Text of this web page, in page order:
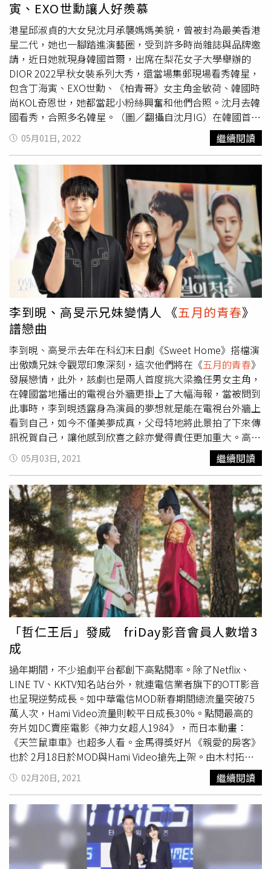
的世界，兩者是否會有一樣的結果？」或者「沒有被觀察到
的行為，會不會影響到事件的結果？」《無聲蛙鳴》以20年
前和20年後，看似完全無關的兩場兇殺案開啟，雙線敘事，
不特別區隔年代，加上中間不時使用的倒敘、虛實交錯與魔
幻寫實手法，的確在前期會讓人產生困惑，隨著劇情逐步推
進，觀眾便會逐步理解，重點並不在於找出兇手或他們的犯
案手法，而是被迫出現在「犯罪情境」裡，既不是加害者，
也不是被害者的人們，而這些人，就是片名中所謂的「青
蛙」。森林裡的樹倒下了，沒有人聽見，旁邊的青蛙無論是
被樹壓倒，或是被彈飛的石塊擊中，同樣在無人的森林裡，
那麼就算他們發出再響亮的叫聲，是不是同樣也等於無聲？
這些周邊人物的人生同樣被兇殺案徹底改變，或許也與受害
者相同，從此走上了悲慘的道路。罕見選擇以周邊人物的視
角出發，《無聲蛙鳴》中拉出20年的分隔線，以「汽車旅館
連續殺人命案」和「深山木屋民宿殺人事件」作為互文及對
照，20年前與20年後，遭到殺人案波及的兩個家庭，一邊
選擇揭露真相，一邊是為了維持平靜生活而選擇隱瞞事實，
同樣是無辜的青蛙，兩者分別會造成什麼後果，而命運又會
如何將他們牽在一起？以強烈的美術、攝影和場景設計塑造
出美麗詭譎的場景，加上包括金倫奭、高旻示、尹啟相、李
姃垠等實力派華麗演員群的加持，《無聲蛙鳴》上線之後在
全球都取得不錯觀看成績，也引發兩極的討論評價，imdb
有7.0分，但爛番茄的新鮮程度只有43%。不過無論好壞，
有討論度的劇就有流量，無論喜歡與否，《無聲蛙鳴》都成
功創造了再一部話題韓劇，以及高旻示的人生角色再一部預
定。《無聲蛙鳴》Netflix播映中。自介：資深媒體工作者，
曾任國際中文版封面及電影線採訪編輯。成長於港片最輝煌
的80年代，相信在黑黑的電影院裡痛哭一場的神奇療癒力，
沒有一場好電影不能解決的事，如果有，那就看兩場。
寅、EXO世勳讓人好羨慕
港星邱淑貞的大女兒沈月承襲媽媽美貌，曾被封為最美香港
星二代，她也一腳踏進演藝圈，受到許多時尚雜誌與品牌邀
請，近日她就現身韓國首爾，出席在梨花女子大學舉辦的
DIOR 2022早秋女裝系列大秀，還當場集郵現場看秀韓星，
包含丁海寅、EXO世勳、《柏青哥》女主角金敏荷、韓國時
尚KOL奇恩世，她都當起小粉絲興奮和他們合照。沈月去韓
國看秀，合照多名韓星。（圖／翻攝自沈月IG）在韓國首爾
梨花女子大學舉辦的DIOR 2022早秋女裝系列大秀，請來多
位韓星看秀站台，包含滑冰選手金妍兒、BLACKPINK成員
Jisoo、Red Velvet成員Yeri、EXO成員世勳、秀智Suzy、安
孝燮、南柱赫、丁海寅、趙怡賢及《
旻示、《柏青哥》女主角金敏荷、韓國時尚KOL奇恩世等。
而港星邱淑貞的女兒沈月也受邀，特地從香港飛往韓國現
身。《柏青哥》女主角金敏荷（左）、EXO世勳（右）。
（圖／翻攝自沈月IG）她在社群網站上寫下，「I had such
a great time，the dior fall 2022 fashion show was
magnificent」，並曬出和在場韓星的合照，包含丁海寅、
EXO世勳、《柏青哥》女主角金敏荷、韓國時尚KOL奇恩
世、韓國街拍女王Irene Kim等，也讓不少粉絲超羨慕，更
忌妒她疫情期間還能飛韓國和歐巴近距離合照。
05月01日, 2022 繼續閱讀
李到晛、高旻示兄妹變情人 《五月的青春》
譜戀曲
李到晛、高旻示去年在科幻末日劇《Sweet Home》搭檔演
出傲嬌兄妹令觀眾印象深刻，這次他們將在《五月的青春》
發展戀情，此外，該劇也是兩人首度挑大梁擔任男女主角，
在韓國當地播出的電視台外牆更掛上了大幅海報，當被問到
此事時，李到晛透露身為演員的夢想就是能在電視台外牆上
看到自己，如今不僅美夢成真，父母特地將此景拍了下來傳
訊祝賀自己，讓他感到欣喜之餘亦覺得責任更加重大。高旻
示則回憶起自己當初離開故鄉北上到首爾學演戲，就住在電
視台所在的汝矣島附近，每天搭公車經過時都會望著電視台
期許自己將來能有所成就，現在終於看到大樓外牆外掛著自
己的海報，直呼「感覺很不真實」。《五月的青春》是一齣
以1980年5月韓國光州民主化運動為背景的復古浪漫劇，劇
情以大時代底下熱血逐夢和受迫於現實的年輕人為主軸，講
述發生在他們日常生活中的有趣、動人故事和唯美愛情。李
到晛在劇中飾演從光州長大、首爾大學醫學院第一名的優等
生「黃熙太」，一直在和旁人的偏見對抗的他，偶然回到故
鄉光州時遇到了意外事件。高旻示則飾演獨自離開家鄉來到
光州討生活的護士「金明晞」，即使生活辛苦依然懷抱著去
德國留學的夢想。韓國1980年代的光州事件，主要是指全
斗煥政變上台、光州遭到血腥軍事鎮壓的歷史慘事，近年來
已先後被《我只是個計程車司機》、《華麗的假期》引為故
事背景拍成電影，不過導演宋閔燁強調《
並非著重在特定歷史事件上，而是想把當時年輕人的單純與
美好，以及熱血面對命運時所遭遇的生活趣事和偶然邂逅呈
現出來，相信觀眾看了不會觸及歷史傷痛但會勾起情懷。劇
中精心打造的場景、時代感、道具以及人物的言行方式，對
於年輕演員來說都很陌生，李到晛為了演繹那個時代的愛
情，特別請教父母當年是如何相遇、相戀的，高旻示則靠參
考大量影音作品、紀錄片來惡補。friDay影音復古浪漫感性
時代劇《
》， 5月4號起每周二、三獨家更新。
背景設定在1980年代的韓國，李到晛特別請教父母當年如
何相遇、相戀。（圖／friDay影音提供）
05月03日, 2021 繼續閱讀
「哲仁王后」發威 friDay影音會員人數增3
成
過年期間，不少追劇平台都創下高點閱率。除了Netflix、
LINE TV、KKTV知名站台外，就連電信業者旗下的OTT影音
也呈現逆勢成長。如中華電信MOD新春期間總流量突破75
萬人次，Hami Video流量則較平日成長30%。點閱最高的
夯片如DC賣座電影《神力女超人1984》，而日本動畫：
《天竺鼠車車》也超多人看。金馬得獎好片《親愛的房客》
也於 2月18日於MOD與Hami Video搶先上架。由木村拓哉
主演的《教場II》、綾瀨遙主演的《天國與地獄》亦獲得甚
多日劇迷青睞。遠傳「friDay影音」本周亦宣布在新春期間
開出紅盤，統計新註冊會員數較去年同期增加3成；用戶觀
影人數與觀影時間兩項指標均成長近5成。friDay影音發現，
年初四至初五則是用戶的觀影高峰，顯見多數用戶已提早收
心、在家追劇也為收假預做準備。其中，穿越喜劇《哲仁王
后》在friDay影音獨家播映，完美大結局締造超高收視，接
02月20日, 2021 繼續閱讀